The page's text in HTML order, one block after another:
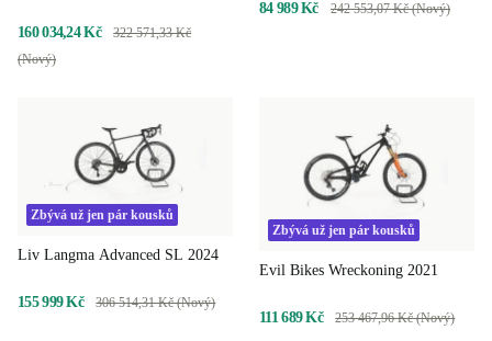
160 034,24 Kč
322 571,33 Kč
(Nový)
84 989 Kč 242 553,07 Kč (Nový)
Zbývá už jen pár kousků
Liv Langma Advanced SL 2024
155 999 Kč 306 514,31 Kč (Nový)
Zbývá už jen pár kousků
Evil Bikes Wreckoning 2021
111 689 Kč 253 467,96 Kč (Nový)